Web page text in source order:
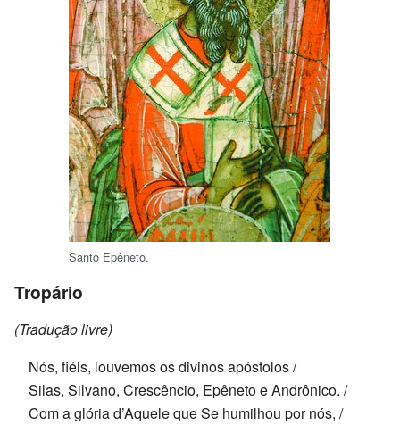
Santo Epêneto.
Tropário
(Tradução livre)
Nós, fiéis, louvemos os divinos apóstolos /
Silas, Silvano, Crescêncio, Epêneto e Andrônico. /
Com a glória d’Aquele que Se humilhou por nós, /